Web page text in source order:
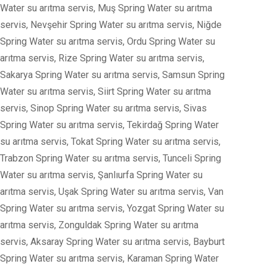
Water su arıtma servis, Muş Spring Water su arıtma
servis, Nevşehir Spring Water su arıtma servis, Niğde
Spring Water su arıtma servis, Ordu Spring Water su
arıtma servis, Rize Spring Water su arıtma servis,
Sakarya Spring Water su arıtma servis, Samsun Spring
Water su arıtma servis, Siirt Spring Water su arıtma
servis, Sinop Spring Water su arıtma servis, Sivas
Spring Water su arıtma servis, Tekirdağ Spring Water
su arıtma servis, Tokat Spring Water su arıtma servis,
Trabzon Spring Water su arıtma servis, Tunceli Spring
Water su arıtma servis, Şanlıurfa Spring Water su
arıtma servis, Uşak Spring Water su arıtma servis, Van
Spring Water su arıtma servis, Yozgat Spring Water su
arıtma servis, Zonguldak Spring Water su arıtma
servis, Aksaray Spring Water su arıtma servis, Bayburt
Spring Water su arıtma servis, Karaman Spring Water